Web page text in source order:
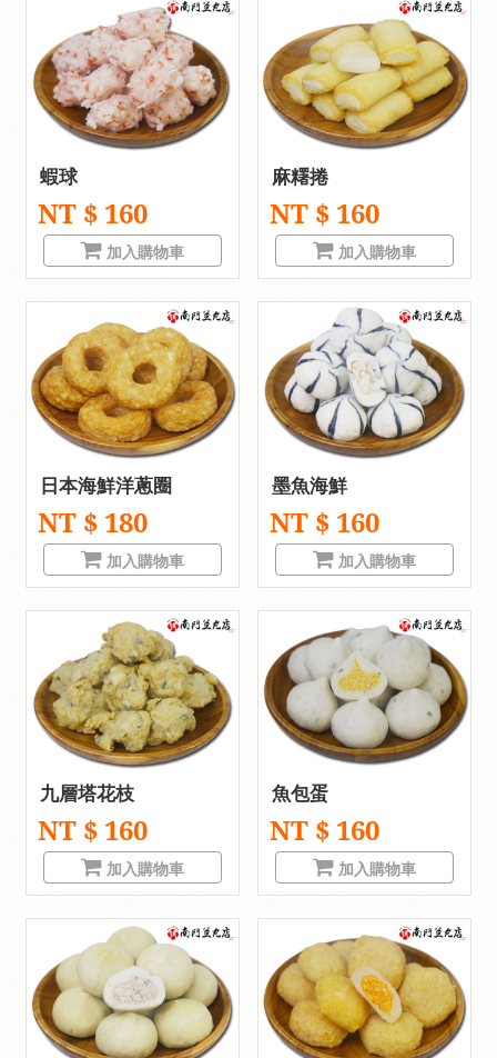
蝦球
NT $ 160
加入購物車
麻糬捲
NT $ 160
加入購物車
日本海鮮洋蔥圈
NT $ 180
加入購物車
墨魚海鮮
NT $ 160
加入購物車
九層塔花枝
NT $ 160
加入購物車
魚包蛋
NT $ 160
加入購物車